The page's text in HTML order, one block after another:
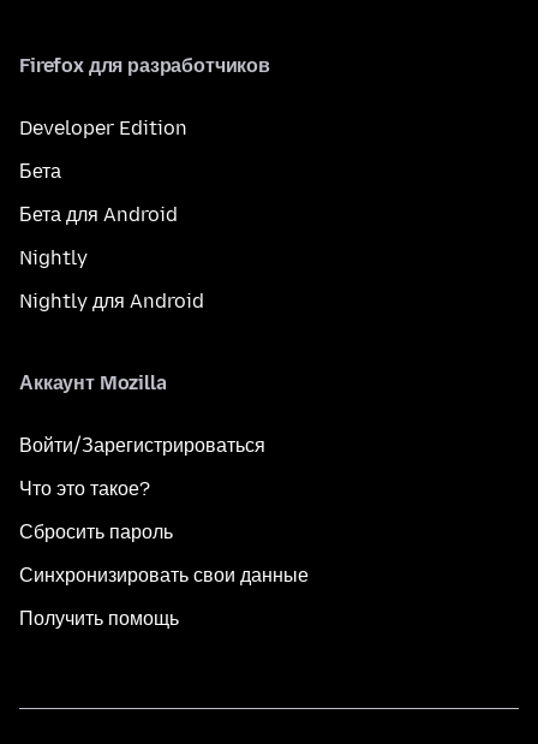
Firefox для разработчиков
Developer Edition
Бета
Бета для Android
Nightly
Nightly для Android
Аккаунт Mozilla
Войти/Зарегистрироваться
Что это такое?
Сбросить пароль
Синхронизировать свои данные
Получить помощь